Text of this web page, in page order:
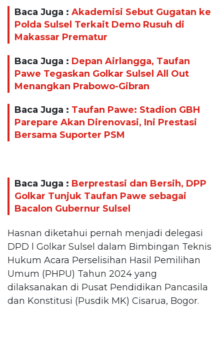
Baca Juga : Akademisi Sebut Gugatan ke
Polda Sulsel Terkait Demo Rusuh di
Makassar Prematur
Baca Juga : Depan Airlangga, Taufan
Pawe Tegaskan Golkar Sulsel All Out
Menangkan Prabowo-Gibran
Baca Juga : Taufan Pawe: Stadion GBH
Parepare Akan Direnovasi, Ini Prestasi
Bersama Suporter PSM
Baca Juga : Berprestasi dan Bersih, DPP
Golkar Tunjuk Taufan Pawe sebagai
Bacalon Gubernur Sulsel
Hasnan diketahui pernah menjadi delegasi
DPD l Golkar Sulsel dalam Bimbingan Teknis
Hukum Acara Perselisihan Hasil Pemilihan
Umum (PHPU) Tahun 2024 yang
dilaksanakan di Pusat Pendidikan Pancasila
dan Konstitusi (Pusdik MK) Cisarua, Bogor.